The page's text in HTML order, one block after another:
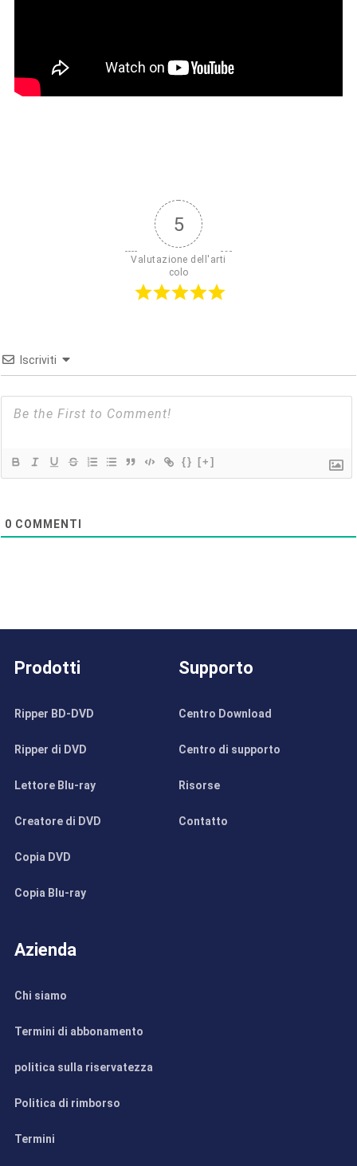
5
Valutazione dell'arti
colo
Iscriviti
{} [+]
0 COMMENTI
Prodotti
Ripper BD-DVD
Ripper di DVD
Lettore Blu-ray
Creatore di DVD
Copia DVD
Copia Blu-ray
Supporto
Centro Download
Centro di supporto
Risorse
Contatto
Azienda
Chi siamo
Termini di abbonamento
politica sulla riservatezza
Politica di rimborso
Termini